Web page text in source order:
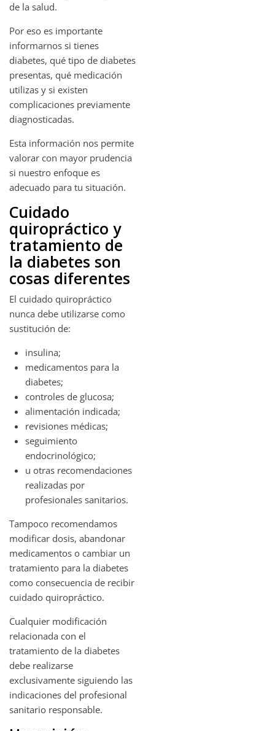
de la salud.
Por eso es importante
informarnos si tienes
diabetes, qué tipo de diabetes
presentas, qué medicación
utilizas y si existen
complicaciones previamente
diagnosticadas.
Esta información nos permite
valorar con mayor prudencia
si nuestro enfoque es
adecuado para tu situación.
Cuidado
quiropráctico y
tratamiento de
la diabetes son
cosas diferentes
El cuidado quiropráctico
nunca debe utilizarse como
sustitución de:
insulina;
medicamentos para la
diabetes;
controles de glucosa;
alimentación indicada;
revisiones médicas;
seguimiento
endocrinológico;
u otras recomendaciones
realizadas por
profesionales sanitarios.
Tampoco recomendamos
modificar dosis, abandonar
medicamentos o cambiar un
tratamiento para la diabetes
como consecuencia de recibir
cuidado quiropráctico.
Cualquier modificación
relacionada con el
tratamiento de la diabetes
debe realizarse
exclusivamente siguiendo las
indicaciones del profesional
sanitario responsable.